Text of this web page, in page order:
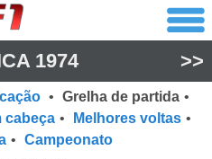
1974 >>
• Grelha de partida •
cabeça • Melhores voltas •
• Campeonato